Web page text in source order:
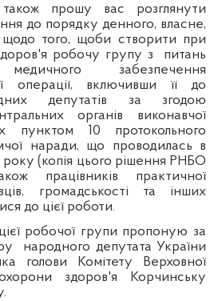
прошу вас розглянути
до порядку денного, власне,
того, щоби створити при
робочу групу з
питань
медичного забезпечення
операції, включивши її до
депутатів за згодою
органів виконавчої
пунктом 10 протокольного
наради, що проводилась в
року (копія цього рішення РНБО
працівників практичної
громадськості та інших
до цієї роботи.
робочої групи пропоную за
народного депутата України
голови Комітету Верховної
здоров'я Корчинську